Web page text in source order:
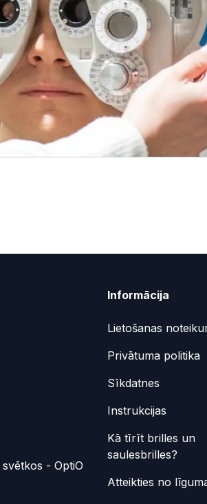
- OptiO
Informācija
Lietošanas
Privātuma politika
Sīkdatnes
Instrukcijas
Kā tīrīt brilles un
saulesbrilles?
Atteikties no